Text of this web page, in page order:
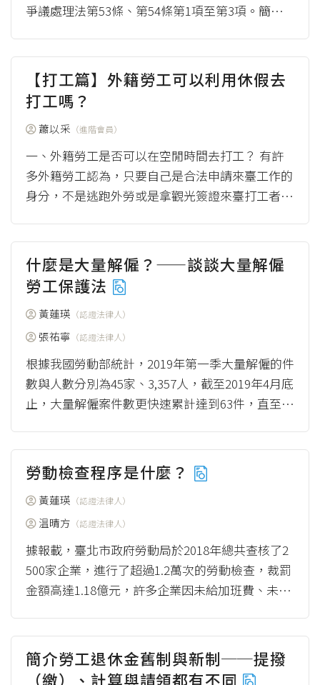
爭議處理法第53條、第54條第1項至第3項。簡單
【打工篇】外籍勞工可以利用休假去
打工嗎？
蕭以采 （進階會員）
一、外籍勞工是否可以在空閒時間去打工？ 有許
多外籍勞工認為，只要自己是合法申請來臺工作的
身分，不是逃跑外勞或是拿觀光簽證來臺打工者，
什麼是大量解僱？——談談大量解僱
勞工保護法
黃蓮瑛 （認證法律人）
張祐寧 （認證法律人）
根據我國勞動部統計，2019年第一季大量解僱的件
數與人數分別為45家、3,357人，截至2019年4月底
止，大量解僱案件數更快速累計達到63件，直至同
勞動檢查程序是什麼？
黃蓮瑛 （認證法律人）
温晴方 （認證法律人）
據報載，臺北市政府勞動局於2018年總共查核了2
500家企業，進行了超過1.2萬次的勞動檢查，裁罰
金額高達1.18億元，許多企業因未給加班費、未全
簡介勞工退休金舊制與新制──提撥
（繳）、計算與請領都有不同